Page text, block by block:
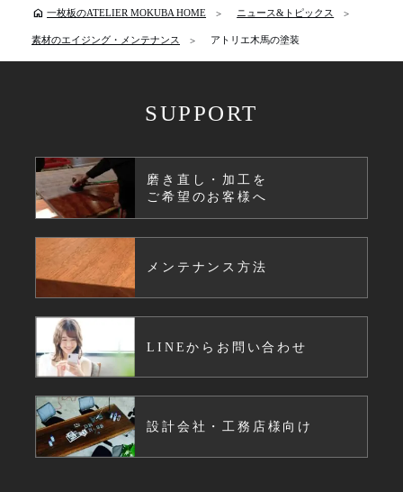
home 一枚板のATELIER MOKUBA HOME ニュース&トピックス
素材のエイジング・メンテナンス アトリエ木馬の塗装
SUPPORT
磨き直し・加工を
ご希望のお客様へ
メンテナンス方法
LINEからお問い合わせ
設計会社・工務店様向け